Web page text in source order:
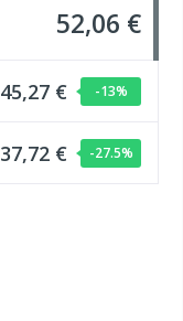
52,06 €
45,27 € -13%
37,72 € -27.5%